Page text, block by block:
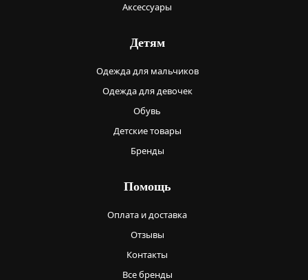
Аксессуары
Детям
Одежда для мальчиков
Одежда для девочек
Обувь
Детские товары
Бренды
Помощь
Оплата и доставка
Отзывы
Контакты
Все бренды